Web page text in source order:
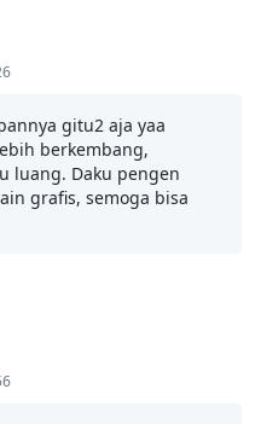
gitu2 aja yaa
berkembang,
luang. Daku pengen
grafis, semoga bisa